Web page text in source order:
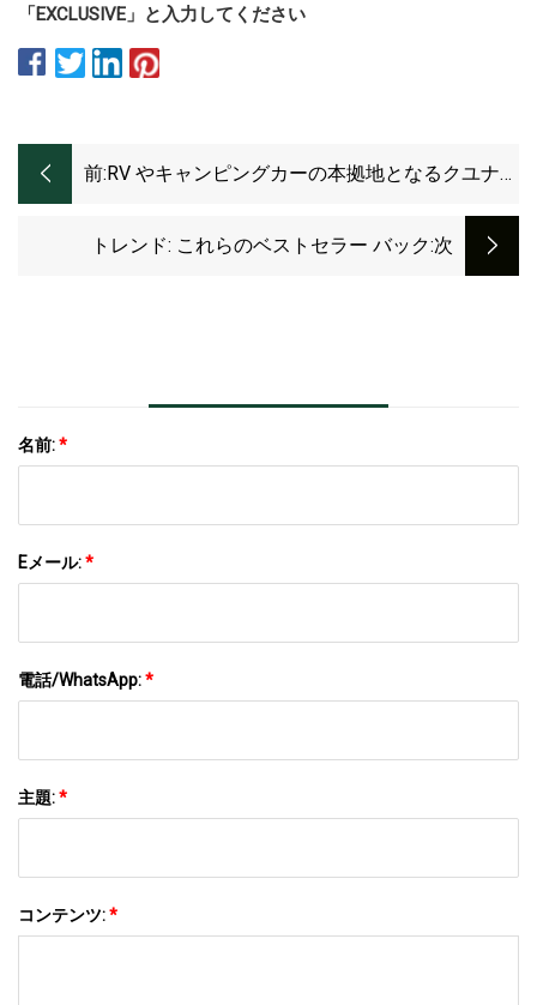
「EXCLUSIVE」と入力してください
前: RV やキャンピングカーの本拠地となるクユナ山
トレンド: これらのベストセラー バック:次
名前:*
Eメール:*
電話/WhatsApp:*
主題:*
コンテンツ:*